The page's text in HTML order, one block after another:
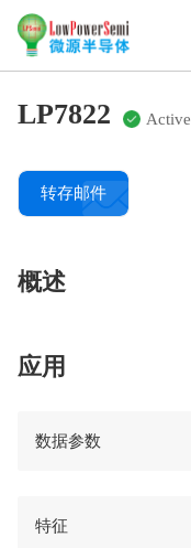
LP7822 Active
转存邮件
概述
应用
数据参数
特征